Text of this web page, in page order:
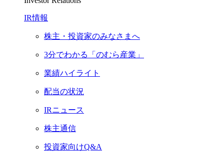
IR情報
株主・投資家のみなさまへ
3分でわかる「のむら産業」
業績ハイライト
配当の状況
IRニュース
株主通信
投資家向けQ&A